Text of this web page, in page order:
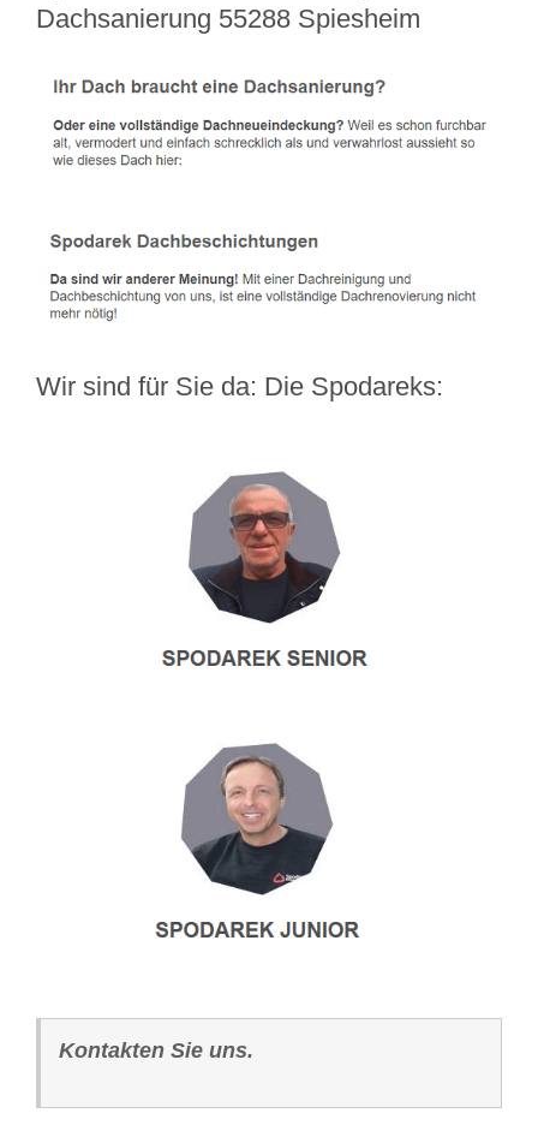
Dachsanierung 55288 Spiesheim
Wir sind für Sie da: Die Spodareks:
Kontakten Sie uns.